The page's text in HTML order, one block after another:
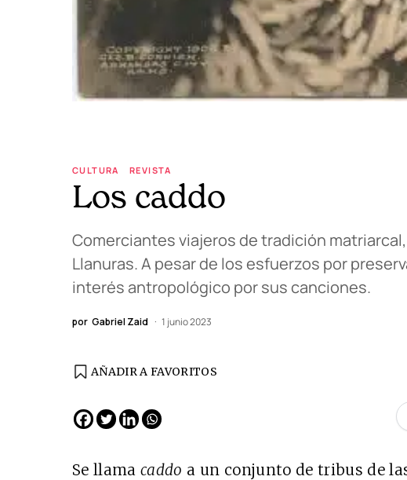
CULTURA REVISTA
Los caddo
Comerciantes viajeros de tradición
Llanuras. A pesar de los esfuerzos por
interés antropológico por sus canciones.
por Gabriel Zaid 1 junio 2023
AÑADIR A FAVORITOS
Se llamacaddo a un conjunto de tribus de